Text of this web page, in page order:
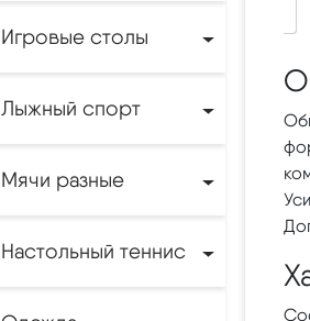
Игровые столы
Лыжный спорт
Мячи разные
Настольный теннис